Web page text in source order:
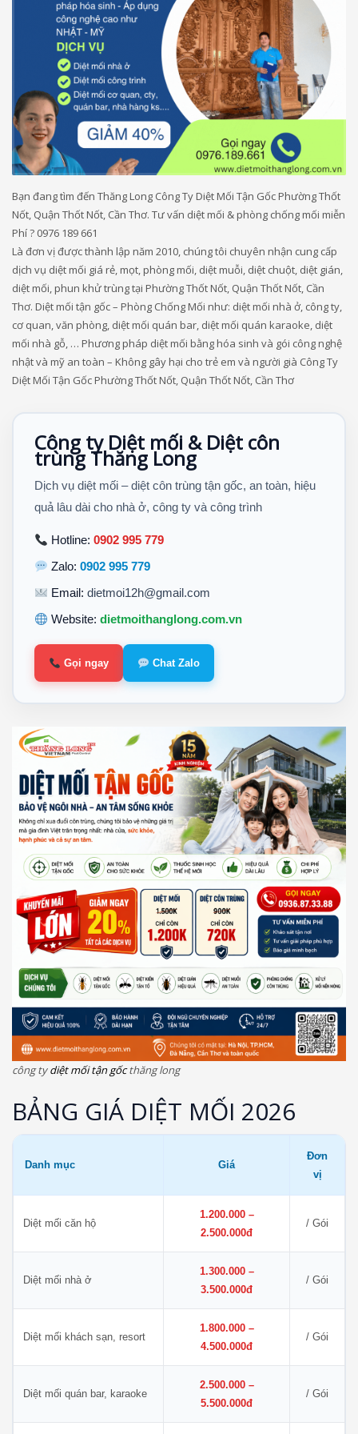
Bạn đang tìm đến Thăng Long Công Ty Diệt Mối Tận Gốc Phường Thốt
Nốt, Quận Thốt Nốt, Cần Thơ. Tư vấn diệt mối & phòng chống mối miễn
Phí ? 0976 189 661
Là đơn vị được thành lập năm 2010, chúng tôi chuyên nhận cung cấp
dịch vụ diệt mối giá rẻ, mọt, phòng mối, diệt muỗi, diệt chuột, diệt gián,
diệt mối, phun khử trùng tại Phường Thốt Nốt, Quận Thốt Nốt, Cần
Thơ. Diệt mối tận gốc – Phòng Chống Mối như: diệt mối nhà ở, công ty,
cơ quan, văn phòng, diệt mối quán bar, diệt mối quán karaoke, diệt
mối nhà gỗ, … Phương pháp diệt mối bằng hóa sinh và gói công nghệ
nhật và mỹ an toàn – Không gây hại cho trẻ em và người già Công Ty
Diệt Mối Tận Gốc Phường Thốt Nốt, Quận Thốt Nốt, Cần Thơ
Công ty Diệt mối & Diệt côn
trùng Thăng Long
Dịch vụ diệt mối – diệt côn trùng tận gốc, an toàn, hiệu
quả lâu dài cho nhà ở, công ty và công trình
Hotline:0902 995 779
Zalo:0902 995 779
Email:dietmoi12h@gmail.com
Website:dietmoithanglong.com.vn
Gọi ngay Chat Zalo
công tydiệt mối tận gốcthăng long
BẢNG GIÁ DIỆT MỐI 2026
Danh mục Giá
Đơn
vị
Diệt mối căn hộ
1.200.000 –
2.500.000đ
/ Gói
Diệt mối nhà ở
1.300.000 –
3.500.000đ
/ Gói
Diệt mối khách sạn, resort
1.800.000 –
4.500.000đ
/ Gói
Diệt mối quán bar, karaoke
2.500.000 –
5.500.000đ
/ Gói